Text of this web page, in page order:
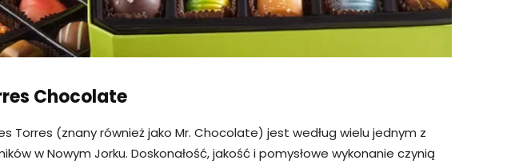
Chocolate
Torres (znany również jako Mr. Chocolate) jest według wielu jednym z
w Nowym Jorku. Doskonałość, jakość i pomysłowe wykonanie czynią